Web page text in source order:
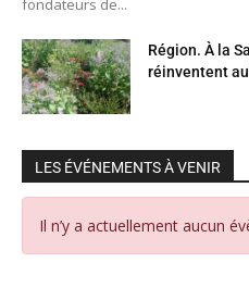
fondateurs de...
Région. À la
réinventent
LES ÉVÉNEMENTS À VENIR
Il n’y a actuellement aucun